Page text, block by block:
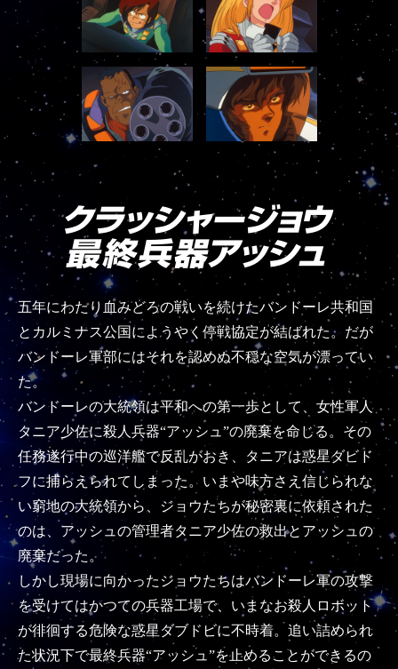
五年にわたり血みどろの戦いを続けたバンドーレ共和国
とカルミナス公国にようやく停戦協定が結ばれた。だが
バンドーレ軍部にはそれを認めぬ不穏な空気が漂ってい
た。
バンドーレの大統領は平和への第一歩として、女性軍人
タニア少佐に殺人兵器“アッシュ”の廃棄を命じる。その
任務遂行中の巡洋艦で反乱がおき、タニアは惑星ダビド
フに捕らえられてしまった。いまや味方さえ信じられな
い窮地の大統領から、ジョウたちが秘密裏に依頼された
のは、アッシュの管理者タニア少佐の救出とアッシュの
廃棄だった。
しかし現場に向かったジョウたちはバンドーレ軍の攻撃
を受けてはかつての兵器工場で、いまなお殺人ロボット
が徘徊する危険な惑星ダブドビに不時着。追い詰められ
た状況下で最終兵器“アッシュ”を止めることができるの